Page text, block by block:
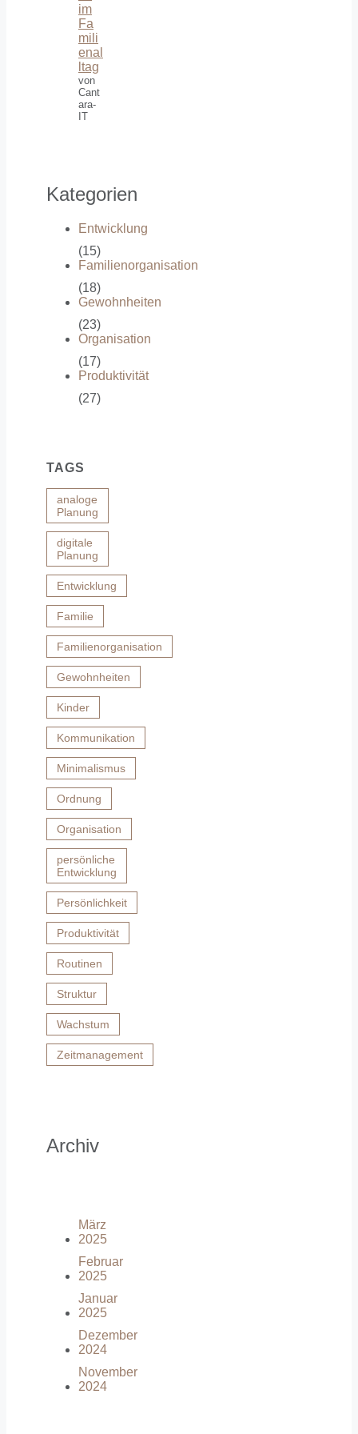
im
Fa
mili
enal
ltag
von
Cant
ara-
IT
Kategorien
Entwicklung
(15)
Familienorganisation
(18)
Gewohnheiten
(23)
Organisation
(17)
Produktivität
(27)
TAGS
analoge
Planung
digitale
Planung
Entwicklung
Familie
Familienorganisation
Gewohnheiten
Kinder
Kommunikation
Minimalismus
Ordnung
Organisation
persönliche
Entwicklung
Persönlichkeit
Produktivität
Routinen
Struktur
Wachstum
Zeitmanagement
Archiv
März
2025
Februar
2025
Januar
2025
Dezember
2024
November
2024